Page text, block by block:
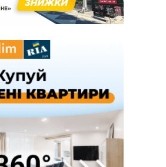
тривають останні
нового руху
Київ: чому важливо
якомога раніше
у Косові викрав за магазину
гривень у валюті, засудили до
в Міноборони для
чоловіків 18–60 років
Сухомлинського побив інший
від обвинувачення —